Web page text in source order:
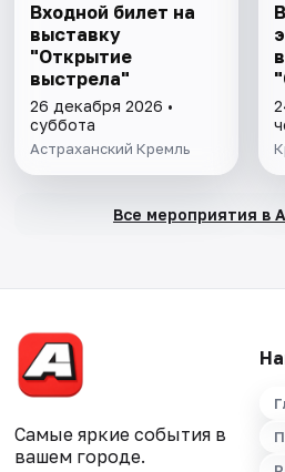
Входной билет на
выставку
"Открытие
выстрела"
26 декабря 2026 •
суббота
Астраханский Кремль
Все мероприятия в
Самые яркие события в
вашем городе.